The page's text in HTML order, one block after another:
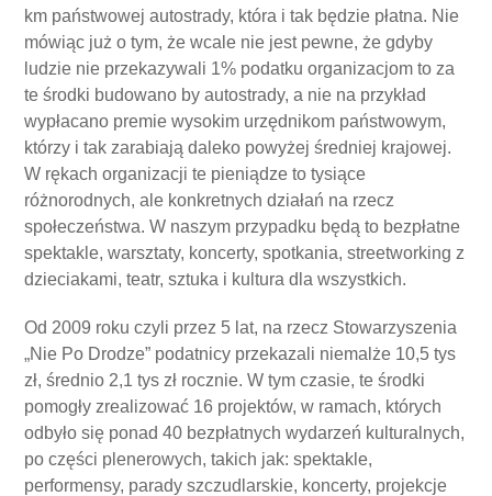
km państwowej autostrady, która i tak będzie płatna. Nie
mówiąc już o tym, że wcale nie jest pewne, że gdyby
ludzie nie przekazywali 1% podatku organizacjom to za
te środki budowano by autostrady, a nie na przykład
wypłacano premie wysokim urzędnikom państwowym,
którzy i tak zarabiają daleko powyżej średniej krajowej.
W rękach organizacji te pieniądze to tysiące
różnorodnych, ale konkretnych działań na rzecz
społeczeństwa. W naszym przypadku będą to bezpłatne
spektakle, warsztaty, koncerty, spotkania, streetworking z
dzieciakami, teatr, sztuka i kultura dla wszystkich.
Od 2009 roku czyli przez 5 lat, na rzecz Stowarzyszenia
„Nie Po Drodze” podatnicy przekazali niemalże 10,5 tys
zł, średnio 2,1 tys zł rocznie. W tym czasie, te środki
pomogły zrealizować 16 projektów, w ramach, których
odbyło się ponad 40 bezpłatnych wydarzeń kulturalnych,
po części plenerowych, takich jak: spektakle,
performensy, parady szczudlarskie, koncerty, projekcje